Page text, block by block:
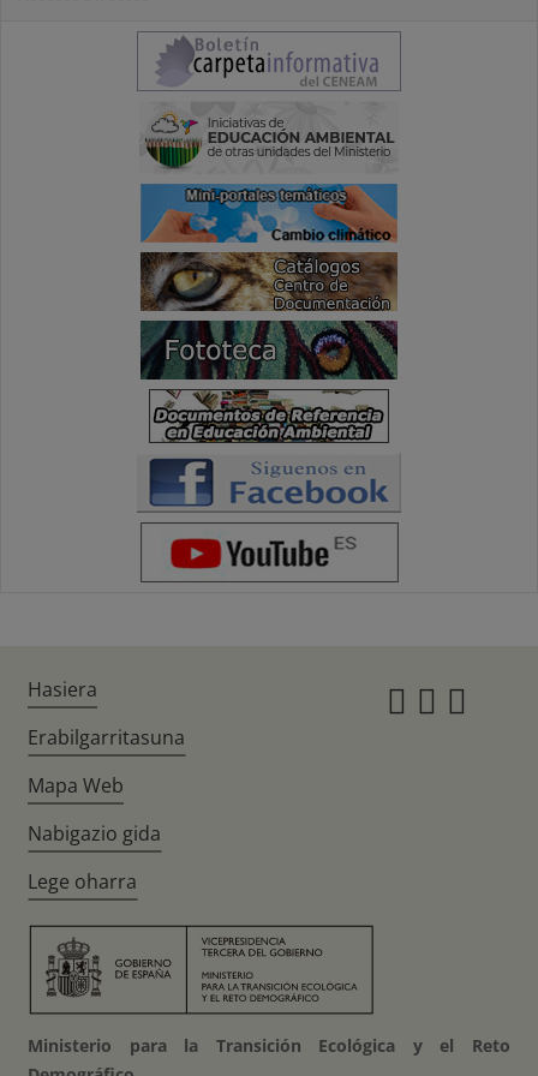
Hasiera
Erabilgarritasuna
Mapa Web
Nabigazio gida
Lege oharra
Ministerio para la Transición Ecológica y el Reto